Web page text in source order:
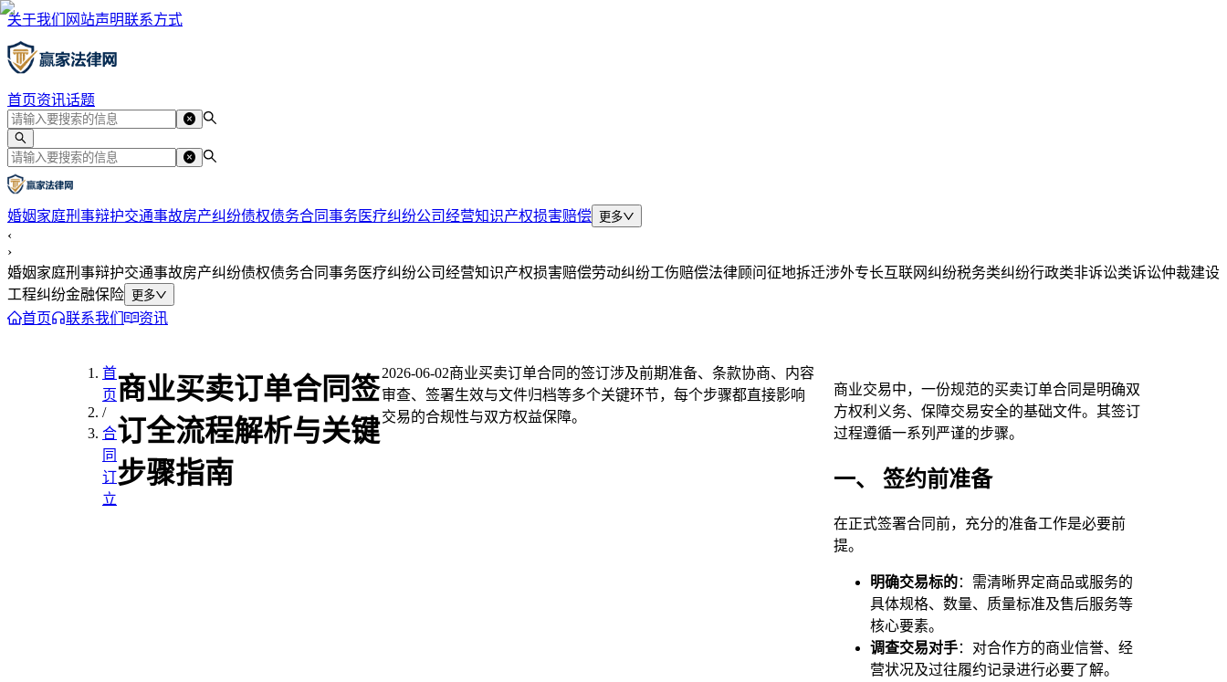
关于我们 网站声明联系方式
首页资讯话题
婚姻家庭刑事辩护交通事故房产纠纷债权债务合同事务医疗纠纷公司经营知识产权损害赔偿 更多
‹
›
婚姻家庭刑事辩护交通事故房产纠纷债权债务合同事务医疗纠纷公司经营知识产权损害赔偿劳动纠纷工伤赔偿法律顾问征地拆迁涉外专长互联网纠纷税务类纠纷行政类非诉讼类诉讼仲裁建设
工程纠纷金融保险 更多
首页 联系我们 资讯
首
页
/
合
同
订
立
商业买卖订单合同签
订全流程解析与关键
步骤指南
2026-06-02商业买卖订单合同的签订涉及前期准备、条款协商、内容
审查、签署生效与文件归档等多个关键环节，每个步骤都直接影响
交易的合规性与双方权益保障。
商业交易中，一份规范的买卖订单合同是明确双
方权利义务、保障交易安全的基础文件。其签订
过程遵循一系列严谨的步骤。
一、 签约前准备
在正式签署合同前，充分的准备工作是必要前
提。
明确交易标的：需清晰界定商品或服务的
具体规格、数量、质量标准及售后服务等
核心要素。
调查交易对手：对合作方的商业信誉、经
营状况及过往履约记录进行必要了解。